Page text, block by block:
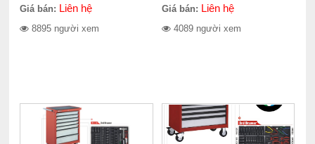
Giá bán: Liên hệ
8895 người xem
Giá bán: Liên hệ
4089 người xem